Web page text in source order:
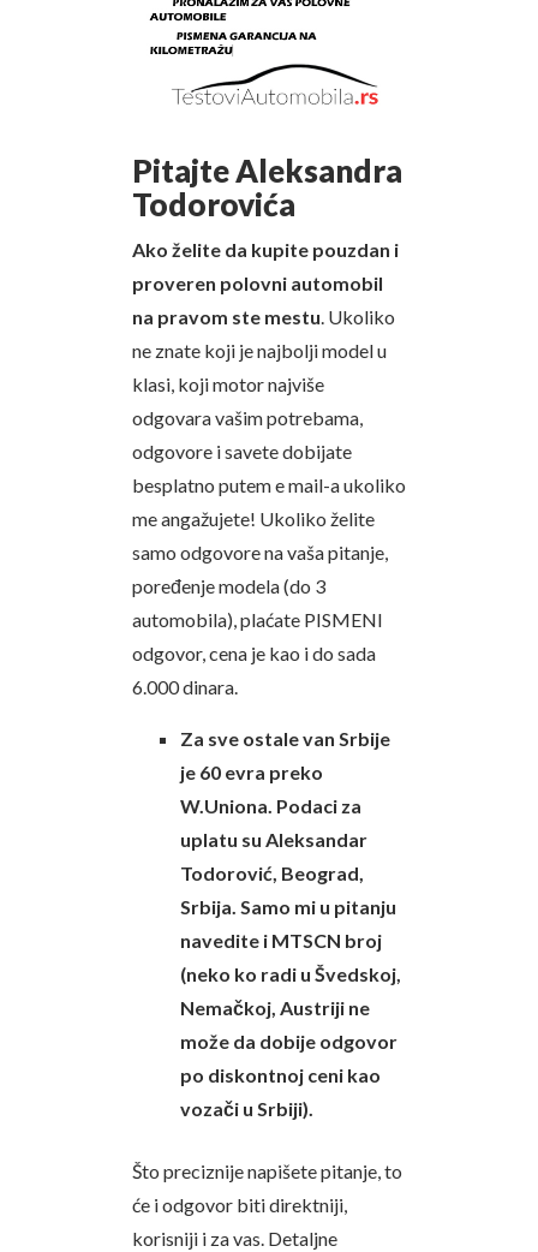
Pitajte Aleksandra
Todorovića
Ako želite da kupite pouzdan i
proveren polovni automobil
na pravom ste mestu. Ukoliko
ne znate koji je najbolji model u
klasi, koji motor najviše
odgovara vašim potrebama,
odgovore i savete dobijate
besplatno putem e mail-a ukoliko
me angažujete! Ukoliko želite
samo odgovore na vaša pitanje,
poređenje modela (do 3
automobila), plaćate PISMENI
odgovor, cena je kao i do sada
6.000 dinara.
Za sve ostale van Srbije
je 60 evra preko
W.Uniona. Podaci za
uplatu su Aleksandar
Todorović, Beograd,
Srbija. Samo mi u pitanju
navedite i MTSCN broj
(neko ko radi u Švedskoj,
Nemačkoj, Austriji ne
može da dobije odgovor
po diskontnoj ceni kao
vozači u Srbiji).
Što preciznije napišete pitanje, to
će i odgovor biti direktniji,
korisniji i za vas. Detaljne